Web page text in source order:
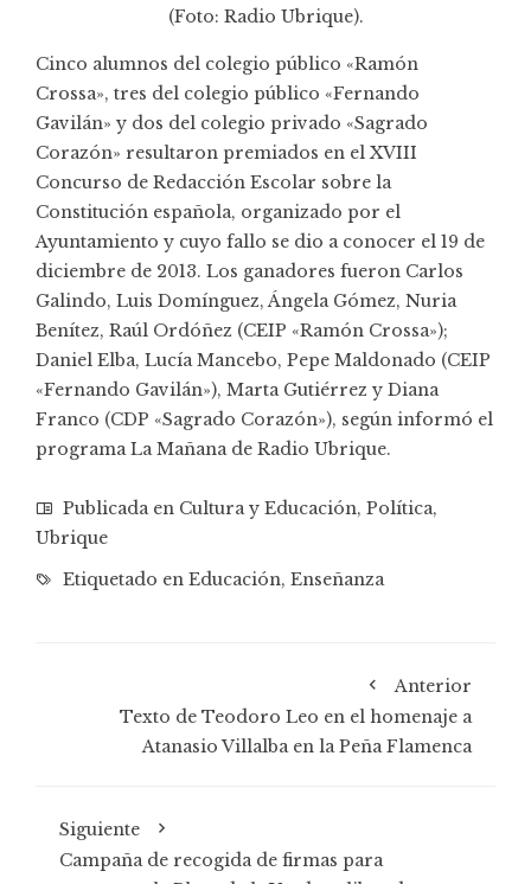
(Foto: Radio Ubrique).
Cinco alumnos del colegio público «Ramón
Crossa», tres del colegio público «Fernando
Gavilán» y dos del colegio privado «Sagrado
Corazón» resultaron premiados en el XVIII
Concurso de Redacción Escolar sobre la
Constitución española, organizado por el
Ayuntamiento y cuyo fallo se dio a conocer el 19 de
diciembre de 2013. Los ganadores fueron Carlos
Galindo, Luis Domínguez, Ángela Gómez, Nuria
Benítez, Raúl Ordóñez (CEIP «Ramón Crossa»);
Daniel Elba, Lucía Mancebo, Pepe Maldonado (CEIP
«Fernando Gavilán»), Marta Gutiérrez y Diana
Franco (CDP «Sagrado Corazón»), según informó el
programaLa Mañanade Radio Ubrique.
Publicada en Cultura y Educación, Política,
Ubrique
Etiquetado en Educación, Enseñanza
Anterior
Texto de Teodoro Leo en el homenaje a
Atanasio Villalba en la Peña Flamenca
Siguiente
Campaña de recogida de firmas para